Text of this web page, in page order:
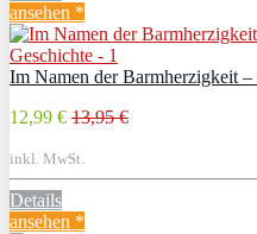
ansehen *
Im Namen der Barmherzigkeit
12,99 € 13,95 €
inkl. MwSt.
Details
ansehen *